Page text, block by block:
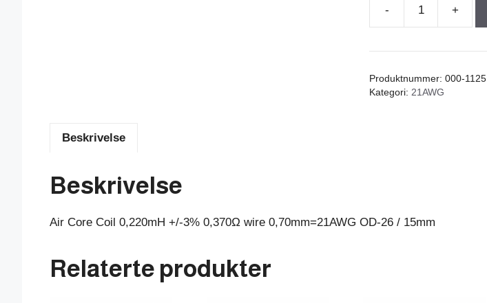
-
Coil
+/-3%
antall
+
Produktnummer:000-1125
Kategori: 21AWG
Beskrivelse
Beskrivelse
Air Core Coil 0,220mH +/-3% 0,370Ω wire 0,70mm=21AWG OD-26 / 15mm
Relaterte produkter